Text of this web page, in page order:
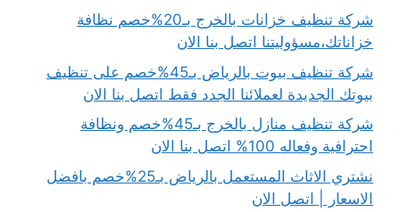
شركة تنظيف خزانات بالخرج بـ20%خصم نظافة
خزاناتك،مسؤوليتنا اتصل بنا الان
شركة تنظيف بيوت بالرياض بـ45%خصم على تنظيف
بيوتك الجديدة لعملائنا الجدد فقط اتصل بنا الان
شركة تنظيف منازل بالخرج بـ45%خصم ونظافة
احترافية وفعاله 100% اتصل بنا الان
نشتري الاثاث المستعمل بالرياض بـ25%خصم بافضل
الاسعار | اتصل الان